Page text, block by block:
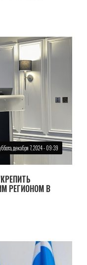
декабря 7, 2024 - 09:39
РЕГИОНОМ В